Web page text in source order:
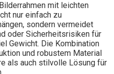
mit leichten
nur einfach zu
sondern vermeidet
oder Sicherheitsrisiken für
Gewicht. Die Kombination
und robustem Material
als auch stilvolle Lösung für